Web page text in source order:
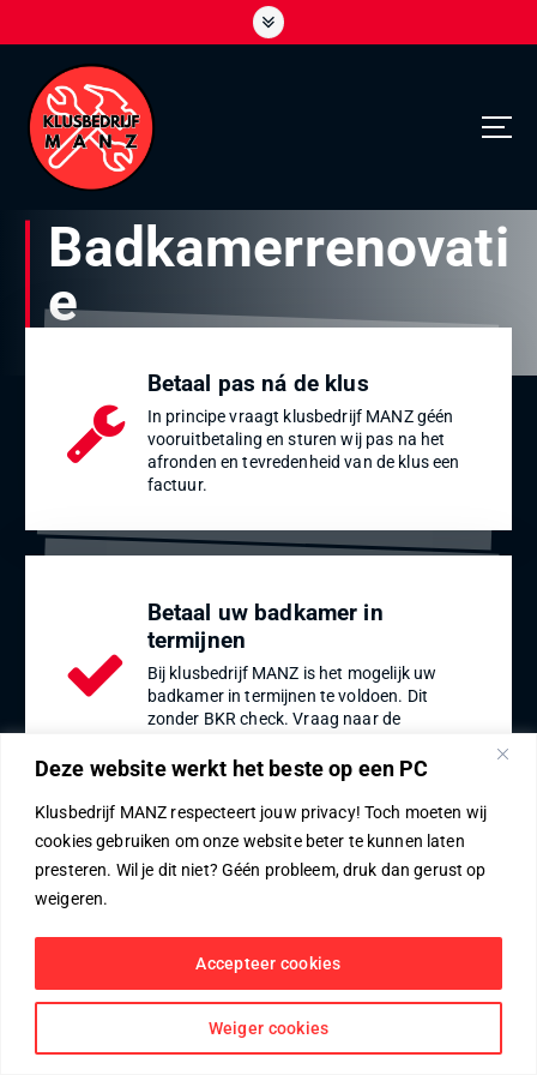
Deze website werkt het beste op een PC
Klusbedrijf MANZ respecteert jouw privacy! Toch moeten wij
cookies gebruiken om onze website beter te kunnen laten
presteren. Wil je dit niet? Géén probleem, druk dan gerust op
weigeren.
Weiger cookies
Accepteer cookies
Badkamerrenovati
e
Betaal pas ná de klus
In principe vraagt klusbedrijf MANZ géén
vooruitbetaling en sturen wij pas na het
afronden en tevredenheid van de klus een
factuur.
Betaal uw badkamer in
termijnen
Bij klusbedrijf MANZ is het mogelijk uw
badkamer in termijnen te voldoen. Dit
zonder BKR check. Vraag naar de